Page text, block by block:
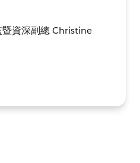
資深副總 Christine